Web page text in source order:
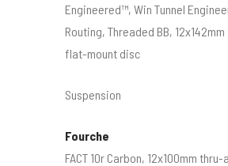
Engineered™, Win Tunnel
Routing, Threaded BB,
flat-mount disc
Suspension
Fourche
FACT 10r Carbon, 12x100mm